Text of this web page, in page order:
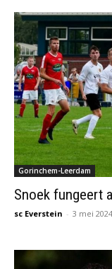
Gorinchem-Leerdam
Snoek fungeert
sc Everstein - 3 mei 2024